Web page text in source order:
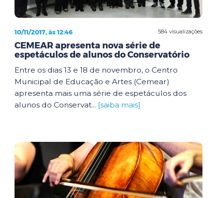
584 visualizações
10/11/2017, às 12:46
CEMEAR apresenta nova série de
espetáculos de alunos do Conservatório
Entre os dias 13 e 18 de novembro, o Centro
Municipal de Educação e Artes (Cemear)
apresenta mais uma série de espetáculos dos
alunos do Conservat... [saiba mais]